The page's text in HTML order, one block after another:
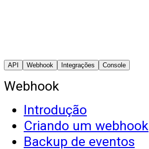
API Webhook Integrações Console
Webhook
Introdução
Criando um webhook
Backup de eventos